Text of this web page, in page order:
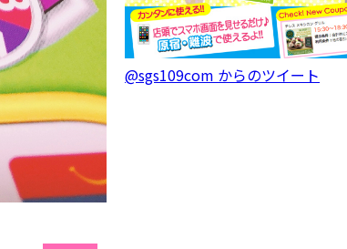
@sgs109com からのツイート